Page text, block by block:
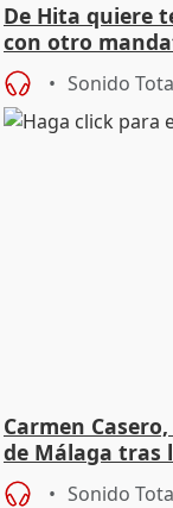
De Hita quiere
con otro
Sonido
Carmen
de Málaga tras
Sonido